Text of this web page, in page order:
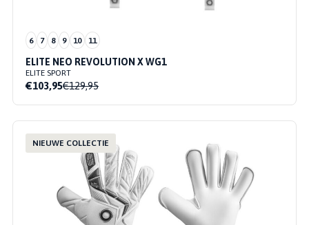
6 7 8 9 10 11
ELITE NEO REVOLUTION X WG1
ELITE SPORT
€103,95€129,95
NIEUWE COLLECTIE